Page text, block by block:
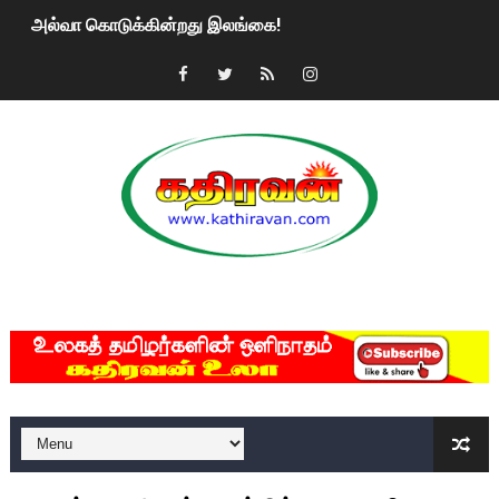
அல்வா கொடுக்கின்றது இலங்கை!
2ஆம் நாள் உக்ரைன் யுத்தம்!! எங்களைத் தனிமையில்
மகிந்த ராஜபக்சே பதவி விலக திட்டம்?
ரவுடி பேபிக்கு நடந்த தரமான சம்பவம்.. ஆபாச வீடியோக்களால்
குண்டை தூக்கிப்போட்ட ஆய்வு…. இந்தியாவின் “கோவிஷீல்டு”
யாழில் தமிழின தலைவர் பிரபாகரனின் பிறந்தநாளை
ஏர்போர்ட்டில் உதைத்த நபர் யார், என்ன நடந்தது?: உண்மையை
சீனா இலங்கையிடம் 8 மில்லியன் அமெரிக்க டொலர் நட்டஈடு